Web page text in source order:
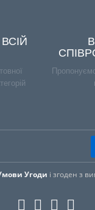
Угоди і згоден з